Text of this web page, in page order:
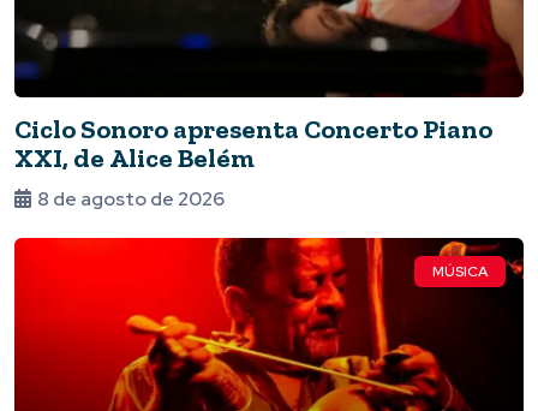
Ciclo Sonoro apresenta Concerto Piano
XXI, de Alice Belém
8 de agosto de 2026
MÚSICA